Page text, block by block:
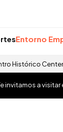
Entorno
Histórico
invitamos a